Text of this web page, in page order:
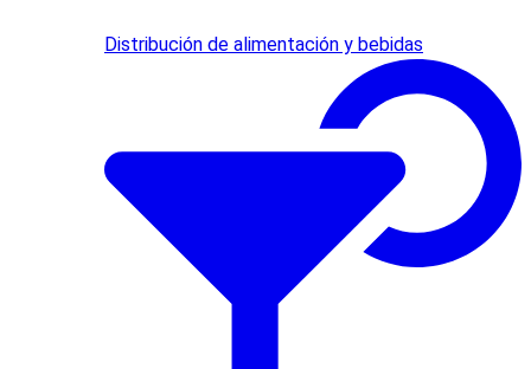
Distribución de alimentación y bebidas